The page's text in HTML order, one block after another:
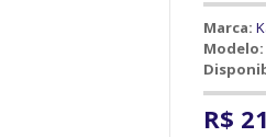
Marca:
Modelo:
R$